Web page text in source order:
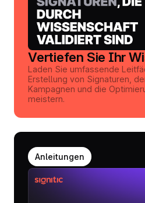
Vertiefen Sie Ihr
Laden Sie umfassende
Erstellung von Signaturen,
Kampagnen und die
meistern.
Anleitungen